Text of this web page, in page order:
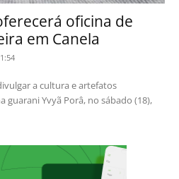
oficina de
em Canela
a cultura e artefatos
guarani Yvyã Porâ, no sábado (18),